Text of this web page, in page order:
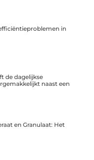
in
de dagelijkse
naast een
en Granulaat: Het